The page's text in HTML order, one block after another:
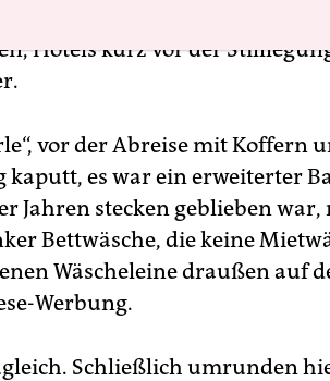
Hotels kurz vor der
vor der Abreise mit Koffern
es war ein erweiterter
Jahren stecken geblieben war,
Bettwäsche, die keine
Wäscheleine draußen auf
Werbung.
Schließlich umrunden